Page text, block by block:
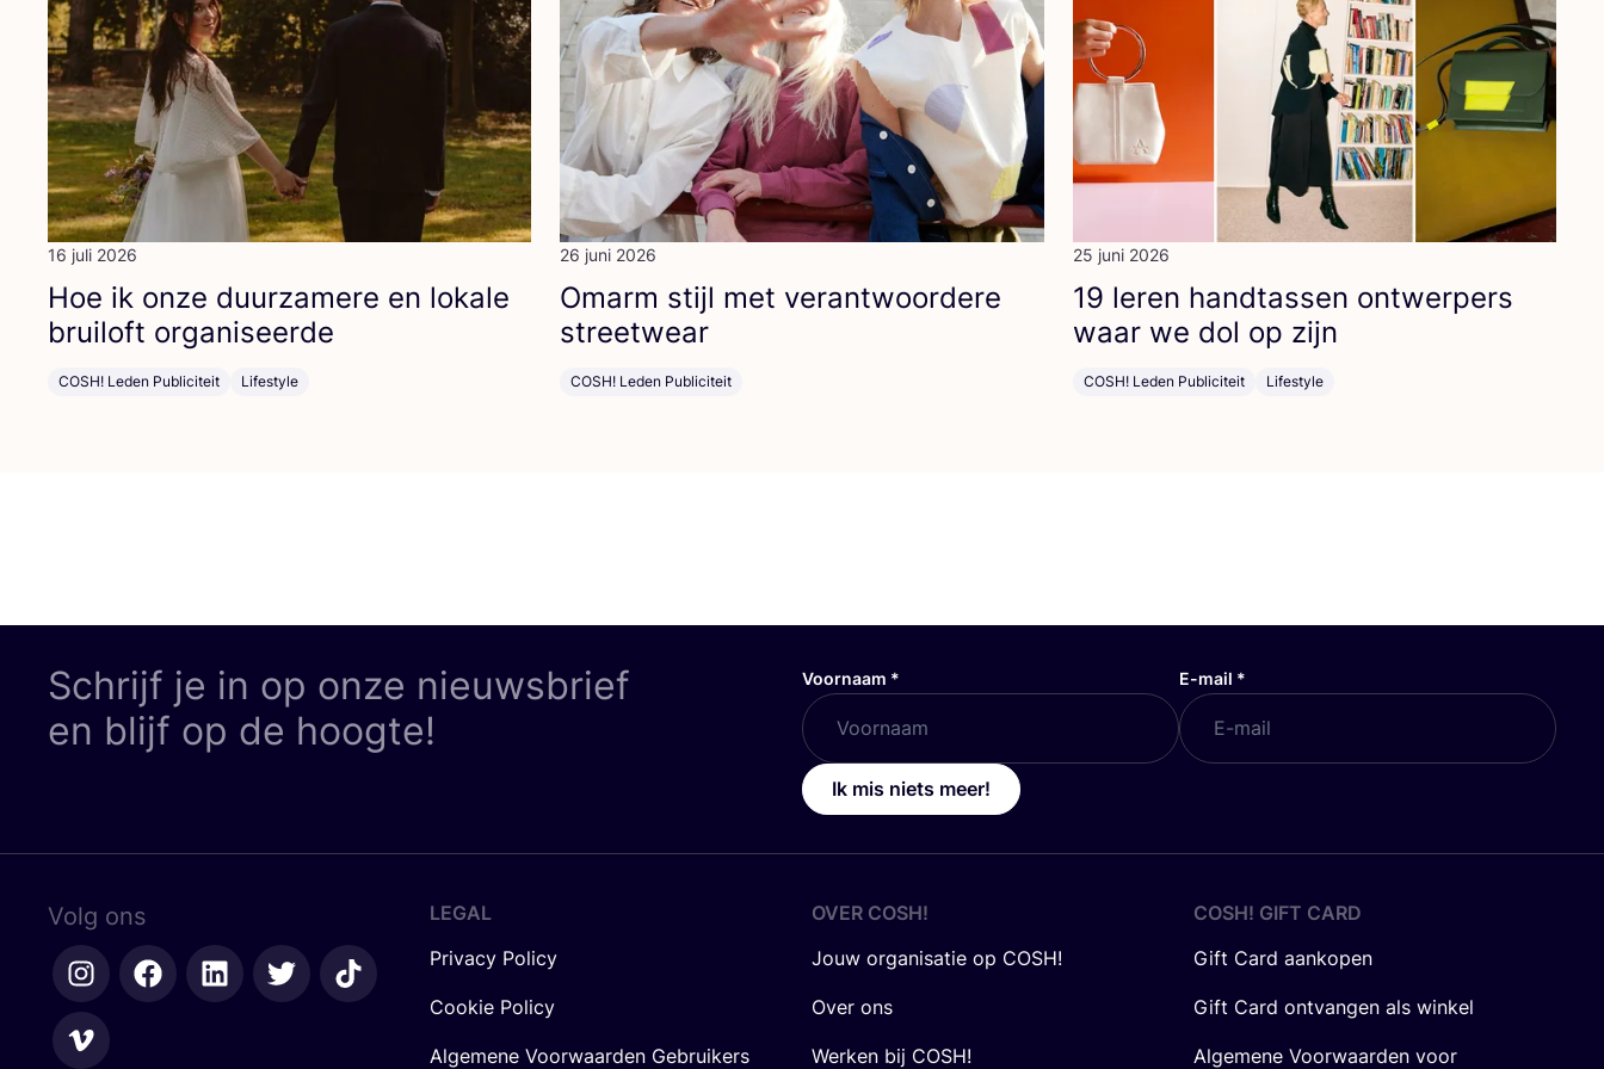
16 juli 2026
Hoe ik onze duur­za­me­re en loka­le
brui­loft organiseerde
COSH! Leden Publiciteit Lifestyle
26 juni 2026
Omarm stijl met ver­ant­woor­de­re
streetwear
COSH! Leden Publiciteit
25 juni 2026
19 leren hand­tas­sen ont­wer­pers
waar we dol op zijn
COSH! Leden Publiciteit Lifestyle
Schrijf je in op onze nieuwsbrief
en blijf op de hoogte!
Voornaam * E-mail *
Ik mis niets meer!
Volg ons
LEGAL
Privacy Policy
Cookie Policy
Algemene Voorwaarden Gebruikers
OVER COSH!
Jouw organisatie op COSH!
Over ons
Werken bij COSH!
COSH! GIFT CARD
Gift Card aankopen
Gift Card ontvangen als winkel
Algemene Voorwaarden voor